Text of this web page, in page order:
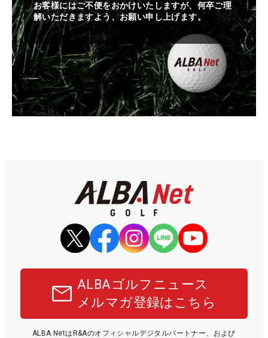
お客様にはご不便をおかけいたしますが、何卒ご理
解いただきますよう、お願い申し上げます。
ALBAゴルフニュース
メルマガ登録はこちら
ALBA NetはR&Aのオフィシャルデジタルパートナー、および